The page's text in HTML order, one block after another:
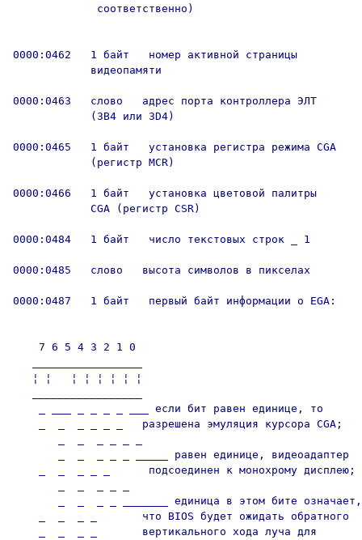
             соответственно)
0000:0462   1 байт   номер активной страницы
            видеопамяти
0000:0463   слово   адрес порта контроллера ЭЛТ
            (3B4 или 3D4)
0000:0465   1 байт   установка регистра режима CGA
            (регистр MCR)
0000:0466   1 байт   установка цветовой палитры
            CGA (регистр CSR)
0000:0484   1 байт   число текстовых строк _ 1
0000:0485   слово   высота символов в пикселах
0000:0487   1 байт   первый байт информации о EGA:
    7 6 5 4 3 2 1 0
   ¦ ¦   ¦ ¦ ¦ ¦ ¦ ¦
    _ ___ _ _ _ _ ___ если бит равен единице, то
    _  _  _ _ _ _   разрешена эмуляция курсора CGA;
       _  _  _ _ _ _____ равен единице, видеоадаптер
    _  _  _ _ _      подсоединен к монохрому дисплею;
       _  _  _ _ _______ единица в этом бите означает,
    _  _  _ _       что BIOS будет ожидать обратного
    _  _  _ _       вертикального хода луча для